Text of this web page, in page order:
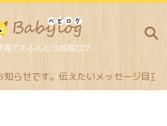
育てのふんわり成長ログ
知らせです。伝えたいメッセージ目立